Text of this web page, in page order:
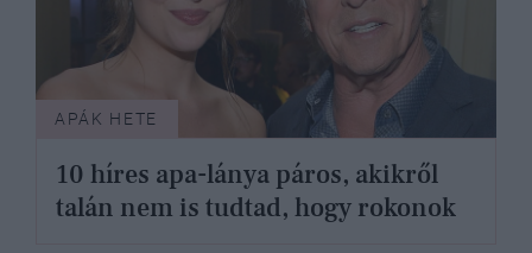
APÁK HETE
10 híres apa-lánya páros, akikről
talán nem is tudtad, hogy rokonok